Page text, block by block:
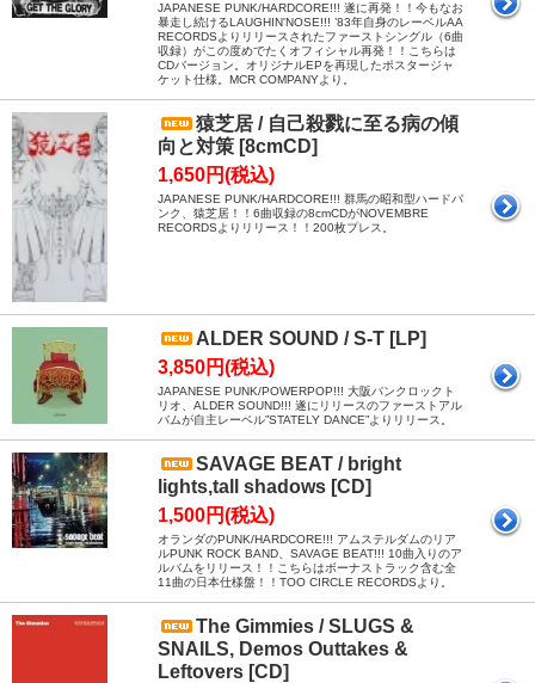
JAPANESE PUNK/HARDCORE!!! 遂に再発！！今もなお
暴走し続けるLAUGHIN'NOSE!!! ’83年自身のレーベルAA
RECORDSよりリリースされたファーストシングル（6曲
収録）がこの度めでたくオフィシャル再発！！こちらは
CDバージョン。オリジナルEPを再現したポスタージャ
ケット仕様。MCR COMPANYより。
猿芝居 / 自己殺戮に至る病の傾
向と対策 [8cmCD]
1,650円(税込)
JAPANESE PUNK/HARDCORE!!! 群馬の昭和型ハードパ
ンク、猿芝居！！6曲収録の8cmCDがNOVEMBRE
RECORDSよりリリース！！200枚プレス。
ALDER SOUND / S-T [LP]
3,850円(税込)
JAPANESE PUNK/POWERPOP!!! 大阪パンクロックト
リオ、ALDER SOUND!!! 遂にリリースのファーストアル
バムが自主レーベル”STATELY DANCE”よりリリース。
SAVAGE BEAT / bright
lights,tall shadows [CD]
1,500円(税込)
オランダのPUNK/HARDCORE!!! アムステルダムのリア
ルPUNK ROCK BAND、SAVAGE BEAT!!! 10曲入りのア
ルバムをリリース！！こちらはボーナストラック含む全
11曲の日本仕様盤！！TOO CIRCLE RECORDSより。
The Gimmies / SLUGS &
SNAILS, Demos Outtakes &
Leftovers [CD]